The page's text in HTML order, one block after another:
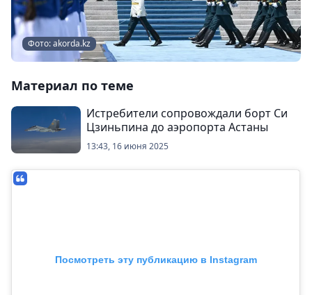
Фото: akorda.kz
Материал по теме
Истребители сопровождали борт Си
Цзиньпина до аэропорта Астаны
13:43, 16 июня 2025
Посмотреть эту публикацию в Instagram